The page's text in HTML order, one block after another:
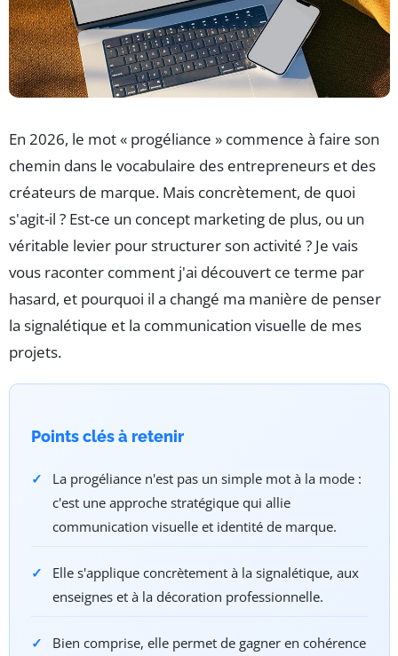
En 2026, le mot « progéliance » commence à faire son
chemin dans le vocabulaire des entrepreneurs et des
créateurs de marque. Mais concrètement, de quoi
s'agit-il ? Est-ce un concept marketing de plus, ou un
véritable levier pour structurer son activité ? Je vais
vous raconter comment j'ai découvert ce terme par
hasard, et pourquoi il a changé ma manière de penser
la signalétique et la communication visuelle de mes
projets.
Points clés à retenir
La progéliance n'est pas un simple mot à la mode :
c'est une approche stratégique qui allie
communication visuelle et identité de marque.
Elle s'applique concrètement à la signalétique, aux
enseignes et à la décoration professionnelle.
Bien comprise, elle permet de gagner en cohérence